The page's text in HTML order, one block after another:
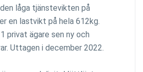
låga tjänstevikten på
en lastvikt på hela 612kg.
privat ägare sen ny och
Uttagen i december 2022.